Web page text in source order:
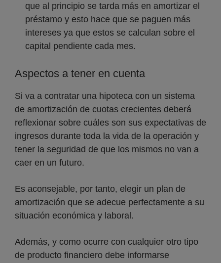
que al principio se tarda más en amortizar el
préstamo y esto hace que se paguen más
intereses ya que estos se calculan sobre el
capital pendiente cada mes.
Aspectos a tener en cuenta
Si va a contratar una hipoteca con un sistema
de amortización de cuotas crecientes deberá
reflexionar sobre cuáles son sus expectativas de
ingresos durante toda la vida de la operación y
tener la seguridad de que los mismos no van a
caer en un futuro.
Es aconsejable, por tanto, elegir un plan de
amortización que se adecue perfectamente a su
situación económica y laboral.
Además, y como ocurre con cualquier otro tipo
de producto financiero debe informarse